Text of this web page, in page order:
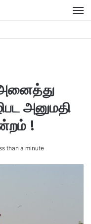
அனுமதி
!
than a minute